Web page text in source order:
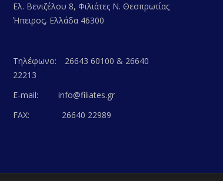
Ελ. Βενιζέλου 8, Φιλιάτες Ν. Θεσπρωτίας
Ήπειρος, Ελλάδα 46300
Τηλέφωνο:
26643 60100 & 26640
22213
E-mail:
info@filiates.gr
FAX:
26640 22989